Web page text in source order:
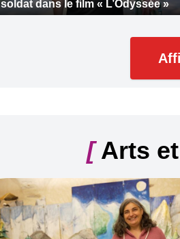
soldat dans le film « L’Odyssée »
[Arts